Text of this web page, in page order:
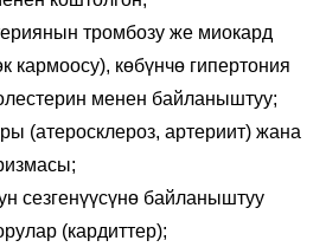
тромбозу же миокард
кармоосу), көбүнчө гипертония
менен байланыштуу;
(атеросклероз, артериит) жана
сезгенүүсүнө байланыштуу
(кардиттер);